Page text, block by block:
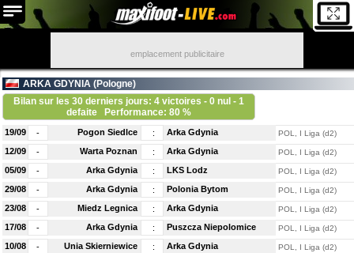
emplacement publicitaire
ARKA GDYNIA (Pologne)
Bilan sur les 30 derniers jours: 4 victoires - 0 nul - 1
defaite
Performance: 80 %
19/09 - Pogon Siedlce : Arka Gdynia POL, I Liga (d2)
12/09 - Warta Poznan : Arka Gdynia POL, I Liga (d2)
05/09 - Arka Gdynia : LKS Lodz POL, I Liga (d2)
29/08 - Arka Gdynia : Polonia Bytom POL, I Liga (d2)
23/08 - Miedz Legnica : Arka Gdynia POL, I Liga (d2)
17/08 - Arka Gdynia : Puszcza Niepolomice POL, I Liga (d2)
10/08 - Unia Skierniewice : Arka Gdynia POL, I Liga (d2)